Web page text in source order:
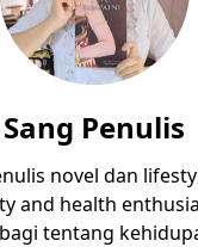
Sang Penulis
novel dan
and health
tentang